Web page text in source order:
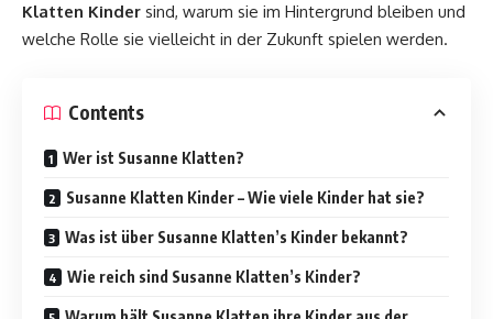
Klatten Kinder sind, warum sie im Hintergrund bleiben und
welche Rolle sie vielleicht in der Zukunft spielen werden.
Contents
Wer ist Susanne Klatten?
Susanne Klatten Kinder – Wie viele Kinder hat sie?
Was ist über Susanne Klatten’s Kinder bekannt?
Wie reich sind Susanne Klatten’s Kinder?